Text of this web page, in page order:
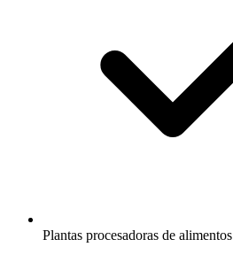
Plantas procesadoras de alimentos